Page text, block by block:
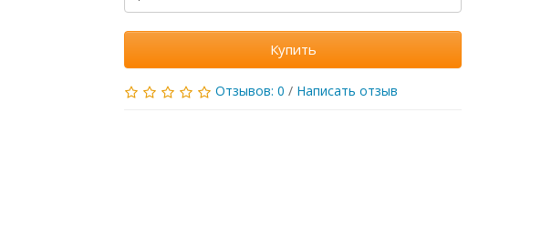
Купить
Отзывов: 0 / Написать отзыв